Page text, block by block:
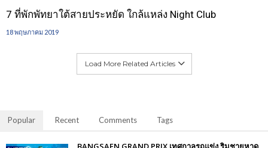
7 ที่พักพัทยาใต้สายประหยัด ใกล้แหล่ง Night Club
18 พฤษภาคม 2019
Load More Related Articles
Popular Recent Comments Tags